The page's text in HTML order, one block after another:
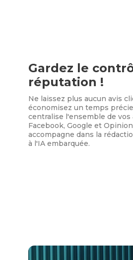
Gardez le
réputation !
Ne laissez plus aucun avis
économisez un temps
centralise l'ensemble de vos
Facebook, Google et
accompagne dans la
à l'IA embarquée.